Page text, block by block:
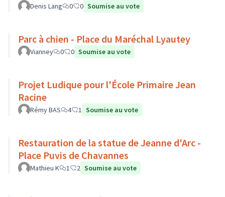
Denis Lang 0 0 Soumise au vote
Parc à chien - Place du Maréchal Lyautey
Vianney 0 0 Soumise au vote
Projet Ludique pour l'École Primaire Jean
Racine
Rémy BAS 4 1 Soumise au vote
Restauration de la statue de Jeanne d'Arc -
Place Puvis de Chavannes
Mathieu K 1 2 Soumise au vote